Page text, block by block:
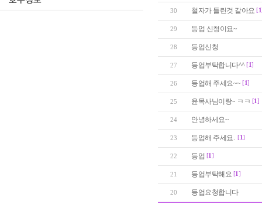
30 철자가 틀린것 같아요 [1
29 등업 신청이요~
28 등업신청
27 등업부탁합니다^^ [1]
26 등업해 주세요~~ [1]
25 윤목사님이랑~ ㅋㅋ [1]
24 안녕하세요~
23 등업해 주세요. [1]
22 등업 [1]
21 등업부탁해요 [1]
20 등업요청합니다